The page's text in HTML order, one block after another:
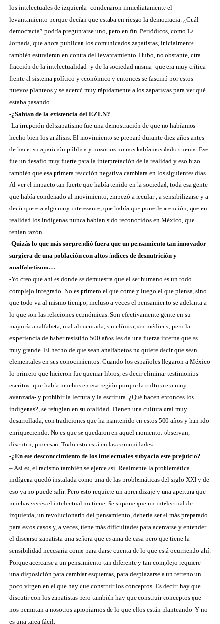
los intelectuales de izquierda- condenaron inmediatamente el
levantamiento porque decían que estaba en riesgo la democracia. ¿Cuál
democracia? podría preguntarse uno, pero en fin. Periódicos, como La
Jornada, que ahora publican los comunicados zapatistas, inicialmente
también estuvieron en contra del levantamiento. Hubo, no obstante, otra
fracción de la intelectualidad -y de la sociedad misma- que era muy crítica
frente al sistema político y económico y entonces se fascinó por estos
nuevos planteos y se acercó muy rápidamente a los zapatistas para ver qué
estaba pasando.
-¿Sabían de la existencia del EZLN?
-La irrupción del zapatismo fue una demostración de que no habíamos
hecho bien los análisis. El movimiento se preparó durante diez años antes
de hacer su aparición pública y nosotros no nos habíamos dado cuenta. Ese
fue un desafío muy fuerte para la interpretación de la realidad y eso hizo
también que esa primera reacción negativa cambiara en los siguientes días.
Al ver el impacto tan fuerte que había tenido en la sociedad, toda esa gente
que había condenado al movimiento, empezó a recular , a sensibilizarse y a
decir que era algo muy interesante, que había que ponerle atención, que en
realidad los indígenas nunca habían sido reconocidos en México, que
tenían razón…
-Quizás lo que más sorprendió fuera que un pensamiento tan innovador
surgiera de una población con altos índices de desnutrición y
analfabetismo…
-Yo creo que ahí es donde se demuestra que el ser humano es un todo
complejo integrado. No es primero el que come y luego el que piensa, sino
que todo va al mismo tiempo, incluso a veces el pensamiento se adelanta a
lo que son las relaciones económicas. Son efectivamente gente en su
mayoría analfabeta, mal alimentada, sin clínica, sin médicos; pero la
experiencia de haber resistido 500 años les da una fuerza interna que es
muy grande. El hecho de que sean analfabetos no quiere decir que sean
elementales en sus conocimientos. Cuando los españoles llegaron a México
lo primero que hicieron fue quemar libros, es decir eliminar testimonios
escritos -que había muchos en esa región porque la cultura era muy
avanzada- y prohibir la lectura y la escritura. ¿Qué hacen entonces los
indígenas?, se refugian en su oralidad. Tienen una cultura oral muy
desarrollada, con tradiciones que ha mantenido en estos 500 años y han ido
enriqueciendo. No es que se quedaron en aquel momento: observan,
discuten, procesan. Todo esto está en las comunidades.
-¿En ese desconocimiento de los intelectuales subyacía este prejuicio?
– Así es, el racismo también se ejerce así. Realmente la problemática
indígena quedó instalada como una de las problemáticas del siglo XXI y de
eso ya no puede salir. Pero esto requiere un aprendizaje y una apertura que
muchas veces el intelectual no tiene. Se supone que un intelectual de
izquierda, un revolucionario del pensamiento, debería ser el más preparado
para estos casos y, a veces, tiene más dificultades para acercarse y entender
el discurso zapatista una señora que es ama de casa pero que tiene la
sensibilidad necesaria como para darse cuenta de lo que está ocurriendo ahí.
Porque acercarse a un pensamiento tan diferente y tan complejo requiere
una disposición para cambiar esquemas, para desplazarse a un terreno un
poco virgen en el que hay que construir los conceptos. Es decir: hay que
discutir con los zapatistas pero también hay que construir conceptos que
nos permitan a nosotros apropiarnos de lo que ellos están planteando. Y no
es una tarea fácil.